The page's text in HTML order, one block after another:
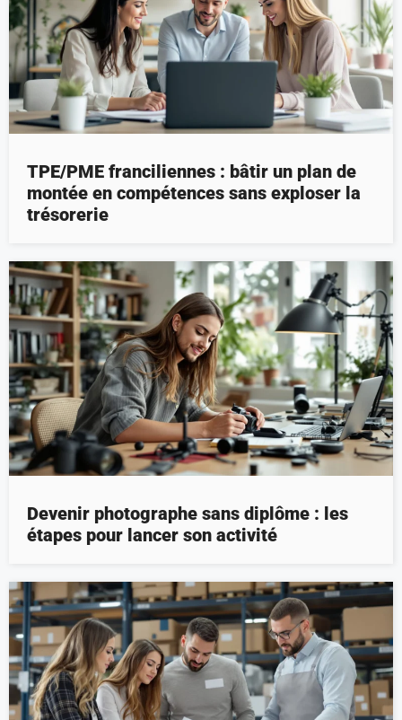
TPE/PME franciliennes : bâtir un plan de
montée en compétences sans exploser la
trésorerie
Devenir photographe sans diplôme : les
étapes pour lancer son activité